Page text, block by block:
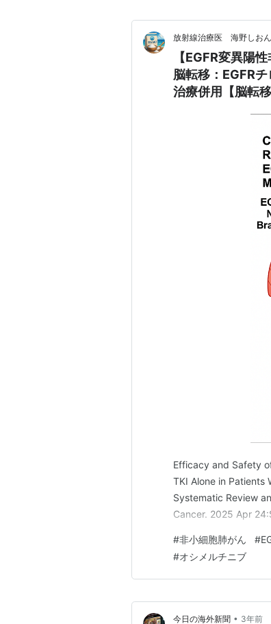
放射線治療医 海野しお
【EGFR変異陽
脳転移：EGFR
治療併用【脳転移
Efficacy and Safety
TKI Alone in Patients
Systematic Review
Cancer. 2025 Apr
#非小細胞肺がん #
#オシメルチニブ
今日の海外新聞 • 3年前